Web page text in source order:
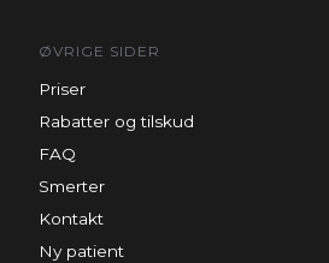
ØVRIGE SIDER
Priser
Rabatter og tilskud
FAQ
Smerter
Kontakt
Ny patient